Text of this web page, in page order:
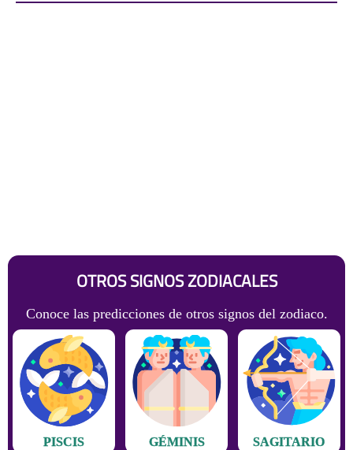
OTROS SIGNOS ZODIACALES
Conoce las predicciones de otros signos del zodiaco.
PISCIS GÉMINIS SAGITARIO